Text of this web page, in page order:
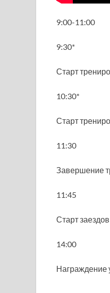
9:00-11:00
9:30*
Старт
10:30*
Старт
11:30
Завершение
11:45
Старт
14:00
Награждение